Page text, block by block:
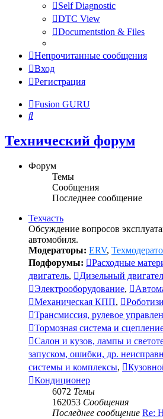
Self Diagnostic
DTC View
Documentstion & Files
Непрочитанные сообщения
Вход
Регистрация
Fusion GURU
Поиск
Технический форум
Форум
Темы
Сообщения
Последнее сообщение
Техчасть
Обсуждение вопросов
автомобиля.
Модераторы: ERV,
Подфорумы:
Расходные
двигатель, Дизельный
Электрооборудование,
Механическая КПП,
Трансмиссия, рулевое
Тормозная система и
Салон и кузов, лампы и
запуском, ошибки, др.
системы и комплексы,
Кондиционер
6072 Темы
162053 Сообщения
Последнее сообщение Re: